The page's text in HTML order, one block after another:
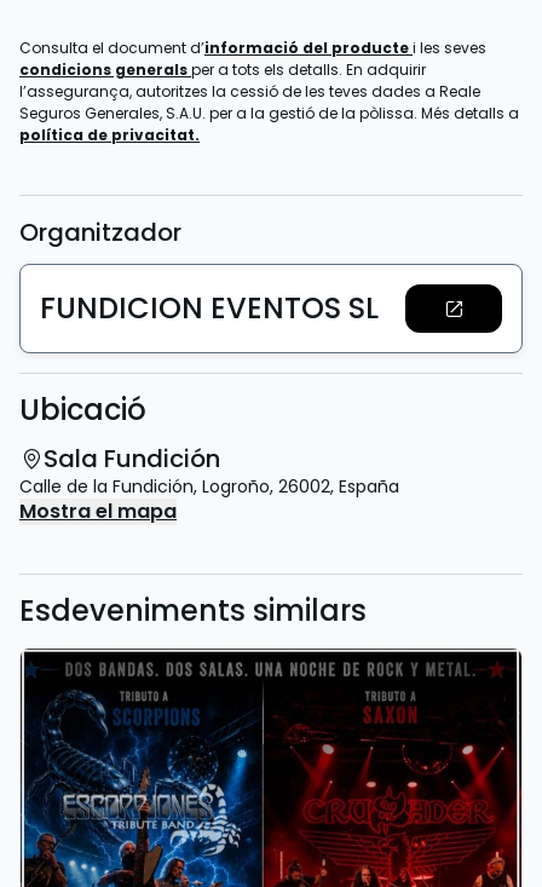
Consulta el document d’informació del productei les seves
condicions generalsper a tots els detalls. En adquirir
l’assegurança, autoritzes la cessió de les teves dades a Reale
Seguros Generales, S.A.U. per a la gestió de la pòlissa. Més detalls a
política de privacitat.
Organitzador
FUNDICION EVENTOS SL
Ubicació
Sala Fundición
Calle de la Fundición, Logroño, 26002, España
Mostra el mapa
Esdeveniments similars